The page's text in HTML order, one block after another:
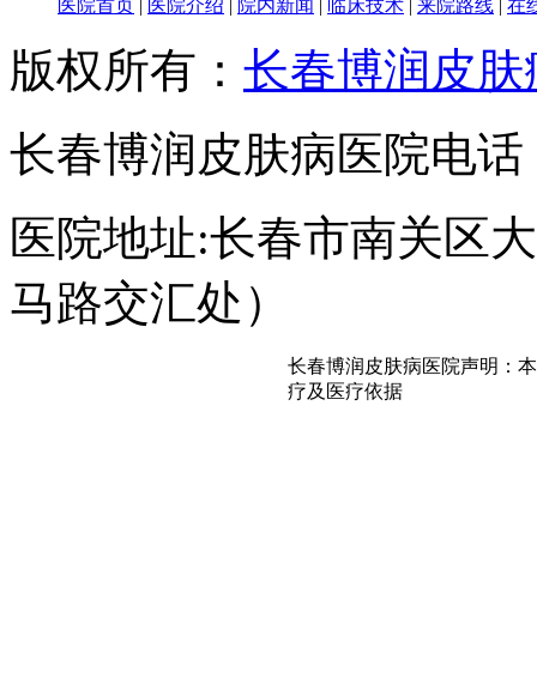
医院首页 | 医院介绍 | 院内新闻 | 临床技术 | 来院路线 | 在
版权所有： 长春博润皮肤
长春博润皮肤病医院电话
医院地址:长春市南关区
马路交汇处）
长春博润皮肤病医院声明：
疗及医疗依据